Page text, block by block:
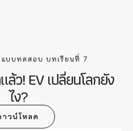
แบบทดสอบ บทเรียนที่ 7
ล้ว! EV เปลี่ยนโลกยัง
ไง?
าวน์โหลด